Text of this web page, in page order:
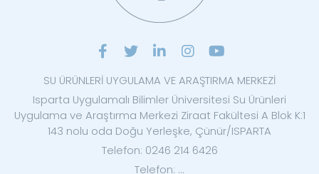
SU ÜRÜNLERİ UYGULAMA VE ARAŞTIRMA MERKEZİ
Isparta Uygulamalı Bilimler Üniversitesi Su Ürünleri
Uygulama ve Araştırma Merkezi Ziraat Fakültesi A Blok K:1
143 nolu oda Doğu Yerleşke, Çünür/ISPARTA
Telefon: 0246 214 6426
Telefon: ...